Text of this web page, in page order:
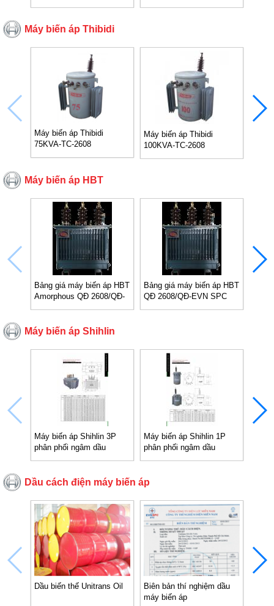
Máy biến áp Thibidi
Máy biến áp Thibidi
75KVA-TC-2608
Máy biến áp Thibidi
100KVA-TC-2608
Máy biến áp HBT
Bảng giá máy biến áp HBT
Amorphous QĐ 2608/QĐ-
EVN SPC
Bảng giá máy biến áp HBT
QĐ 2608/QĐ-EVN SPC
Máy biến áp Shihlin
Máy biến áp Shihlin 3P
phân phối ngâm dầu
Máy biến áp Shihlin 1P
phân phối ngâm dầu
Dầu cách điện máy biến áp
Dầu biến thế Unitrans Oil
Biên bản thí nghiệm dầu
máy biến áp